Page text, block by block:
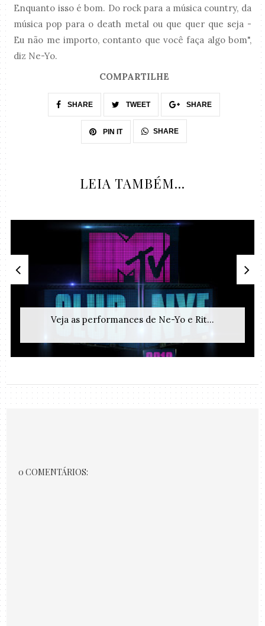
Enquanto isso é bom. Do rock para a música country, da
música pop para o death metal ou que quer que seja -
Eu não me importo, contanto que você faça algo bom",
diz Ne-Yo.
COMPARTILHE
SHARE TWEET SHARE
PIN IT SHARE
LEIA TAMBÉM...
Veja as performances de Ne-Yo e Rit...
0 COMENTÁRIOS: